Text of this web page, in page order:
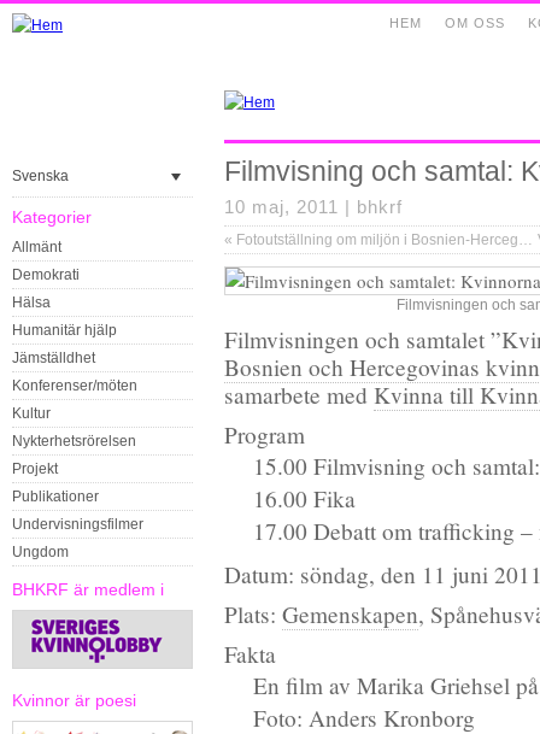
OM OSS
HEM
Svenska
Kategorier
Allmänt
Demokrati
Hälsa
Humanitär hjälp
Jämställdhet
Konferenser/möten
Kultur
Nykterhetsrörelsen
Projekt
Publikationer
Undervisningsfilmer
Ungdom
BHKRF är medlem i
Kvinnor är poesi
Filmvisning och samtal:
10 maj, 2011 | bhkrf
« Fotoutställning om miljön i Bosnien-Hercegovina och Dubioza kolektiv
Filmvisningen och
Filmvisningen och samtalet
Bosnien och Hercegovinas
samarbete med Kvinna till
Program
15.00 Filmvisning och
16.00 Fika
17.00 Debatt om trafficking
Datum: söndag, den 11 juni
Plats: Gemenskapen,
Fakta
En film av Marika Griehsel
Foto: Anders Kronborg